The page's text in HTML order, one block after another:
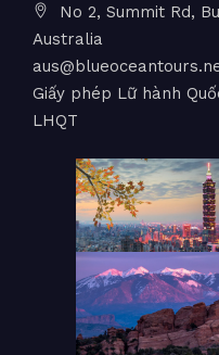
No 2, Summit Rd,
Australia
Giấy phép Lữ hành
LHQT